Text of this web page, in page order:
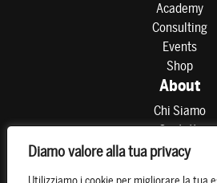
Diamo valore alla tua privacy
Academy
Consulting
Events
Shop
About
Chi Siamo
Contatti
Partner